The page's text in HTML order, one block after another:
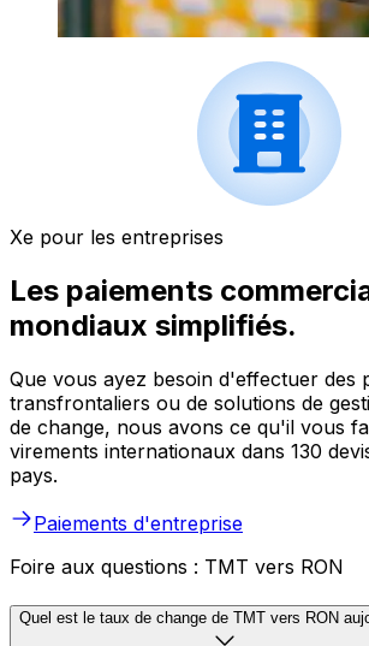
Xe pour les entreprises
Les paiements
mondiaux simplifiés.
Que vous ayez besoin d'effectuer des
transfrontaliers ou de solutions de
de change, nous avons ce qu'il vous
virements internationaux dans 130
pays.
Paiements d'entreprise
Foire aux questions : TMT vers RON
Quel est le taux de change de TMT vers RON